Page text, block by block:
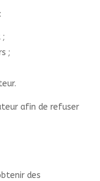
;
;
afin de refuser
des